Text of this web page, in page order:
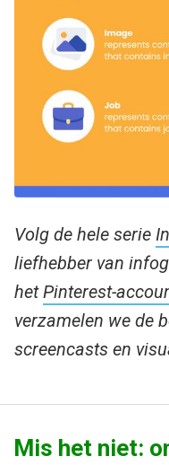
Volg de hele serie
liefhebber van
hetPinterest-
verzamelen we de
screencasts en
Mis het niet: